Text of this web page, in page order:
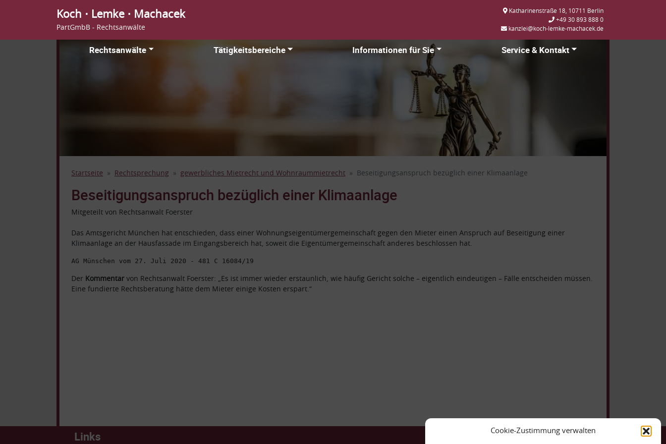
Cookie-Zustimmung verwalten
Koch ⋅ Lemke ⋅ Machacek
PartGmbB - Rechtsanwälte
Katharinenstraße 18, 10711 Berlin
+49 30 893 888 0
kanzlei@koch-lemke-machacek.de
Rechtsanwälte Tätigkeitsbereiche Informationen für Sie Service & Kontakt
Startseite Rechtsprechung gewerbliches Mietrecht und Wohnraummietrecht Beseitigungsanspruch bezüglich einer Klimaanlage
Beseitigungsanspruch bezüglich einer Klimaanlage
Mitgeteilt von Rechtsanwalt Foerster
Das Amtsgericht München hat entschieden, dass einer Wohnungseigentümergemeinschaft gegen den Mieter einen Anspruch auf Beseitigung einer
Klimaanlage an der Hausfassade im Eingangsbereich hat, soweit die Eigentümergemeinschaft anderes beschlossen hat.
AG Münschen vom 27. Juli 2020 - 481 C 16084/19
Der Kommentar von Rechtsanwalt Foerster: „Es ist immer wieder erstaunlich, wie häufig Gericht solche – eigentlich eindeutigen – Fälle entscheiden müssen.
Eine fundierte Rechtsberatung hätte dem Mieter einige Kosten erspart.“
Links